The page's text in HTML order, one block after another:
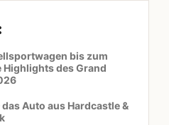
bis zum
Highlights des Grand
das Auto aus Hardcastle &